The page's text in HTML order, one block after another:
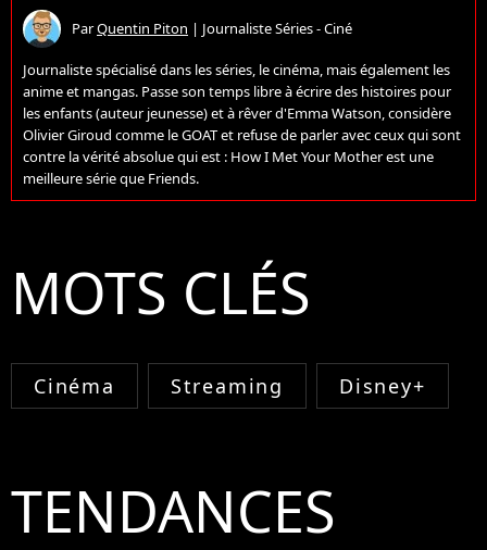
ParQuentin Piton | Journaliste Séries - Ciné
Journaliste spécialisé dans les séries, le cinéma, mais également les
anime et mangas. Passe son temps libre à écrire des histoires pour
les enfants (auteur jeunesse) et à rêver d'Emma Watson, considère
Olivier Giroud comme le GOAT et refuse de parler avec ceux qui sont
contre la vérité absolue qui est : How I Met Your Mother est une
meilleure série que Friends.
MOTS CLÉS
Cinéma Streaming Disney+
TENDANCES